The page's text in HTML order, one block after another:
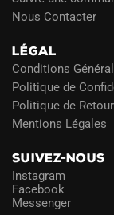
Nous Contacter
LÉGAL
Conditions
Politique de
Politique de
Mentions Légales
SUIVEZ-NOUS
Instagram
Facebook
Messenger